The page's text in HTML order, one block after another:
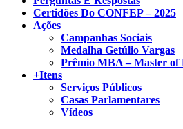
Certidões Do CONFEP – 2025
Ações
Campanhas Sociais
Medalha Getúlio Vargas
Prêmio MBA – Master of
+Itens
Serviços Públicos
Casas Parlamentares
Vídeos